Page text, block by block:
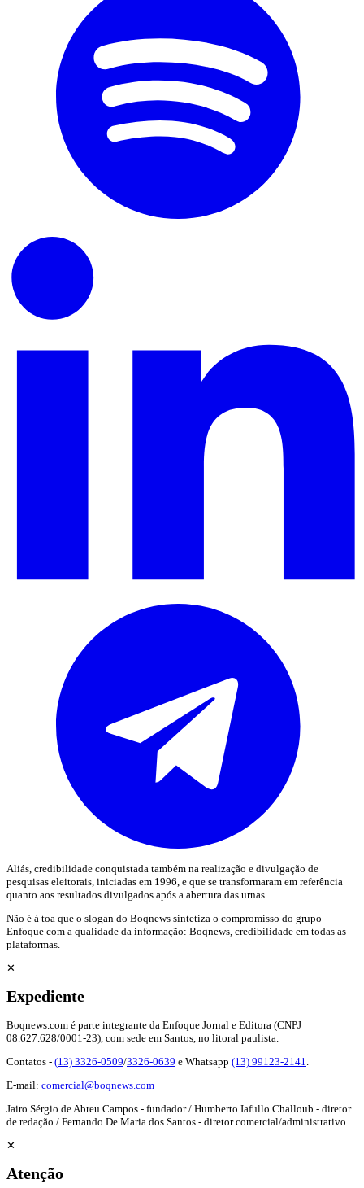
Aliás, credibilidade conquistada também na realização e divulgação de
pesquisas eleitorais, iniciadas em 1996, e que se transformaram em referência
quanto aos resultados divulgados após a abertura das urnas.
Não é à toa que o slogan do Boqnews sintetiza o compromisso do grupo
Enfoque com a qualidade da informação: Boqnews, credibilidade em todas as
plataformas.
✕
Expediente
Boqnews.com é parte integrante da Enfoque Jornal e Editora (CNPJ
08.627.628/0001-23), com sede em Santos, no litoral paulista.
Contatos - (13) 3326-0509/3326-0639 e Whatsapp (13) 99123-2141.
E-mail: comercial@boqnews.com
Jairo Sérgio de Abreu Campos - fundador / Humberto Iafullo Challoub - diretor
de redação / Fernando De Maria dos Santos - diretor comercial/administrativo.
✕
Atenção